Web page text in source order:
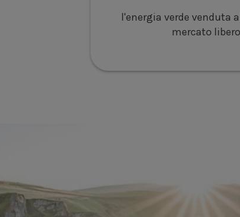
l'energia verde venduta
mercato libero